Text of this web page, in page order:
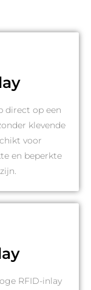
direct op een
klevende
voor
en beperkte
RFID-inlay